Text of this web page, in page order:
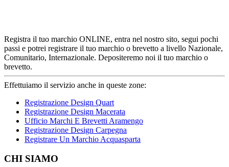
Registra il tuo marchio ONLINE, entra nel nostro sito, segui pochi
passi e potrei registrare il tuo marchio o brevetto a livello Nazionale,
Comunitario, Internazionale. Depositeremo noi il tuo marchio o
brevetto.
Effettuiamo il servizio anche in queste zone:
Registrazione Design Quart
Registrazione Design Macerata
Ufficio Marchi E Brevetti Aramengo
Registrazione Design Carpegna
Registrare Un Marchio Acquasparta
Footer
CHI SIAMO